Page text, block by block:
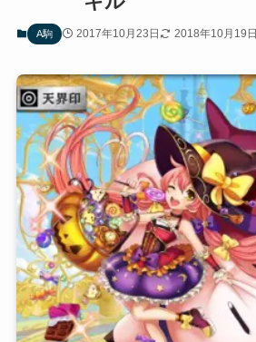
A駒 2017年10月23日 2018年10月19日